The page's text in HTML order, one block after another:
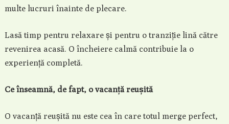
multe lucruri înainte de plecare.
Lasă timp pentru relaxare și pentru o tranziție lină către
revenirea acasă. O încheiere calmă contribuie la o
experiență completă.
Ce înseamnă, de fapt, o vacanță reușită
O vacanță reușită nu este cea în care totul merge perfect,